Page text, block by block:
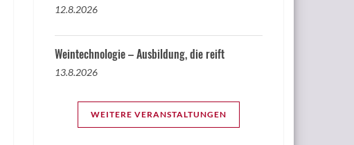
12.8.2026
Weintechnologie – Ausbildung, die reift
13.8.2026
WEITERE VERANSTALTUNGEN